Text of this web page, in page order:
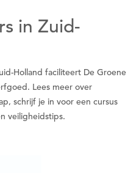
in Zuid-
Holland faciliteert De Groene
Lees meer over
schrijf je in voor een cursus
veiligheidstips.